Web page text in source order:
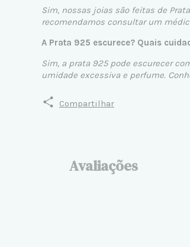
Sim, nossas joias são feitas de
recomendamos consultar um
A Prata 925 escurece? Quais
Sim, a prata 925 pode escurecer
umidade excessiva e perfume.
Compartilhar
Avaliações